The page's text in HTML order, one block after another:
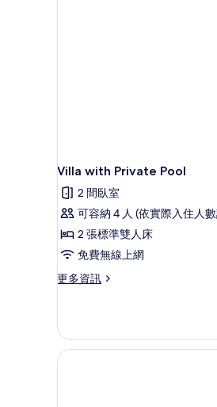
Villa with Private Pool
2 間臥室
可容納 4 人 (依實際入住人
2 張標準雙人床
免費無線上網
更多資訊
更
Private
Pool
的